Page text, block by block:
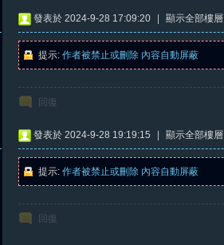
發表於 2024-9-28 17:09:20 顯示全部樓層
提示: 作者被禁止或刪除 內容自動屏蔽
回復
發表於 2024-9-28 19:19:15 顯示全部樓層
提示: 作者被禁止或刪除 內容自動屏蔽
回復